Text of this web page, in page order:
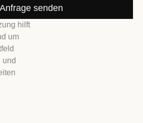
Anfrage senden
hilft
um
und